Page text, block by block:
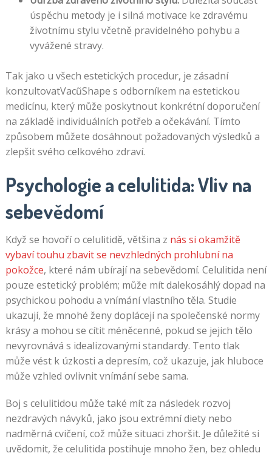
úspěchu metody je i silná motivace ke zdravému
životnímu stylu včetně pravidelného pohybu a
vyvážené stravy.
Tak jako u všech estetických procedur, je zásadní
konzultovatVacũShape s odborníkem na estetickou
medicínu, který může poskytnout konkrétní doporučení
na základě individuálních potřeb a očekávání. Tímto
způsobem můžete dosáhnout požadovaných výsledků a
zlepšit svého celkového zdraví.
Psychologie a celulitida: Vliv na
sebevědomí
Když se hovoří o celulitidě, většina z nás si okamžitě
vybaví touhu zbavit se nevzhledných prohlubní na
pokožce, které nám ubírají na sebevědomí. Celulitida není
pouze estetický problém; může mít dalekosáhlý dopad na
psychickou pohodu a vnímání vlastního těla. Studie
ukazují, že mnohé ženy doplácejí na společenské normy
krásy a mohou se cítit méněcenné, pokud se jejich tělo
nevyrovnává s idealizovanými standardy. Tento tlak
může vést k úzkosti a depresím, což ukazuje, jak hluboce
může vzhled ovlivnit vnímání sebe sama.
Boj s celulitidou může také mít za následek rozvoj
nezdravých návyků, jako jsou extrémní diety nebo
nadměrná cvičení, což může situaci zhoršit. Je důležité si
uvědomit, že celulitida postihuje mnoho žen, bez ohledu